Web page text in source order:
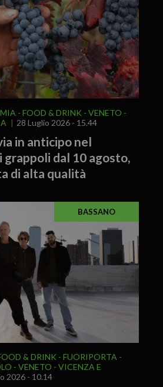
FOOD & DRINK
VENETO
28 Luglio 2026 - 15.44
in anticipo nel
dal 10 agosto,
di alta qualità
BASSANO
& DRINK
FUORIPORTA
VENETO
VICENZA E
2026 - 10.14